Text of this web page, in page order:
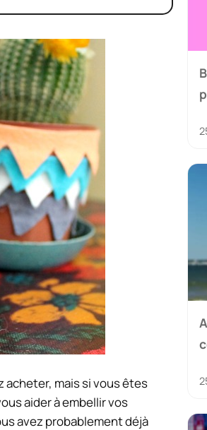
mais si vous êtes
aider à embellir vos
avez probablement déjà